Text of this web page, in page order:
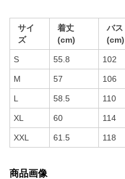
サイ
ズ
着丈
(cm)
バス
(cm)
S 55.8 102
M 57 106
L 58.5 110
XL 60 114
XXL 61.5 118
商品画像